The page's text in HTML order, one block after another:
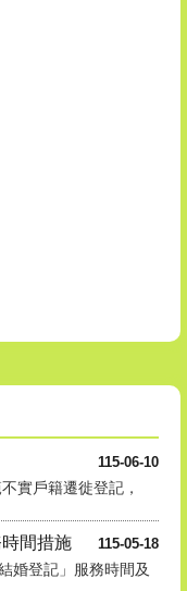
115-06-10
實戶籍遷徙登記，
115-05-18
間措施
婚登記」服務時間及